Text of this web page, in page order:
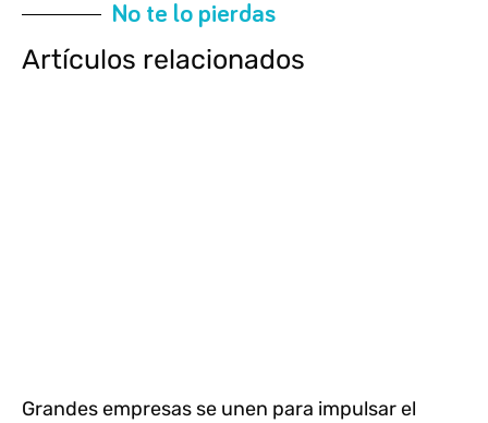
No te lo pierdas
Artículos relacionados
Grandes empresas se unen para impulsar el